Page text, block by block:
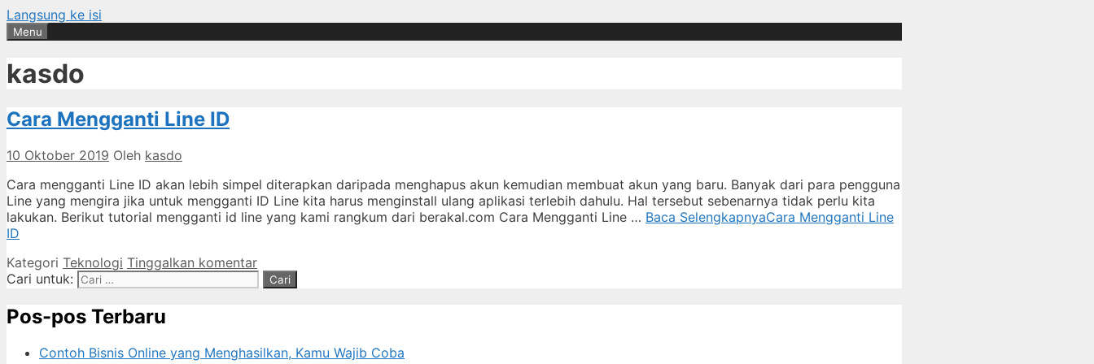
Langsung ke isi
Menu
kasdo
Cara Mengganti Line ID
10 Oktober 2019 Oleh kasdo
Cara mengganti Line ID akan lebih simpel diterapkan daripada menghapus akun kemudian membuat akun yang baru. Banyak dari para pengguna
Line yang mengira jika untuk mengganti ID Line kita harus menginstall ulang aplikasi terlebih dahulu. Hal tersebut sebenarnya tidak perlu kita
lakukan. Berikut tutorial mengganti id line yang kami rangkum dari berakal.com Cara Mengganti Line … Baca SelengkapnyaCara Mengganti Line
ID
Kategori Teknologi Tinggalkan komentar
Cari untuk:
Pos-pos Terbaru
Contoh Bisnis Online yang Menghasilkan, Kamu Wajib Coba